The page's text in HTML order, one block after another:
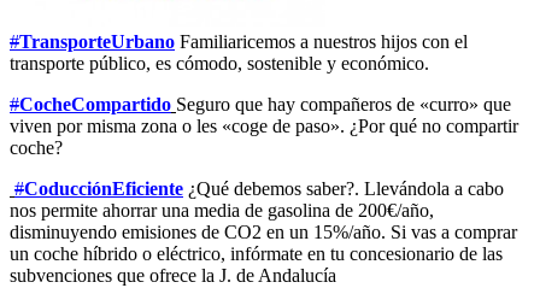
#TransporteUrbano Familiaricemos a nuestros hijos con el
transporte público, es cómodo, sostenible y económico.
#CocheCompartido Seguro que hay compañeros de «curro» que
viven por misma zona o les «coge de paso». ¿Por qué no compartir
coche?
#CoducciónEficiente ¿Qué debemos saber?. Llevándola a cabo
nos permite ahorrar una media de gasolina de 200€/año,
disminuyendo emisiones de CO2 en un 15%/año. Si vas a comprar
un coche híbrido o eléctrico, infórmate en tu concesionario de las
subvenciones que ofrece la J. de Andalucía